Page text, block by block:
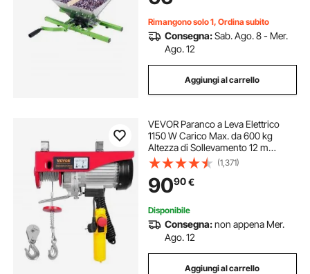
Rimangono solo 1, Ordina subito
Consegna:Sab. Ago. 8 - Mer.
Ago. 12
Aggiungi al carrello
VEVOR Paranco a Leva Elettrico
1150 W Carico Max. da 600 kg
Altezza di Sollevamento 12 m
Motore con Telecomando, Paranco
Elettrico a Leva per Sollevamento
Carico Velocità 10 m/min da Garage
(1,371)
9090€
Disponibile
Consegna:non appena Mer.
Ago. 12
Aggiungi al carrello